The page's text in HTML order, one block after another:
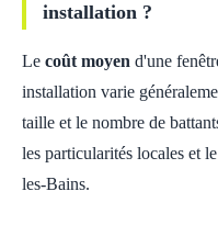
installation ?
Le coût moyen d'une
installation varie
taille et le nombre de
les particularités locales et
les-Bains.